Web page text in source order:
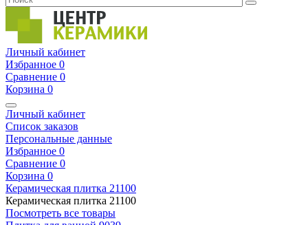
Личный кабинет
Избранное 0
Сравнение 0
Корзина 0
Личный кабинет
Список заказов
Персональные данные
Избранное 0
Сравнение 0
Корзина 0
Керамическая плитка 21100
Керамическая плитка 21100
Посмотреть все товары